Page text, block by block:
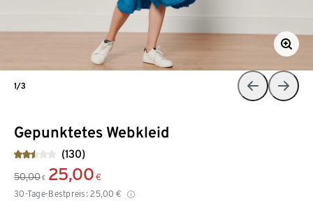
Gepunktetes Webkleid
(130)
50,00 € 25,00 €
30-Tage-Bestpreis: 25,00 €
1/3